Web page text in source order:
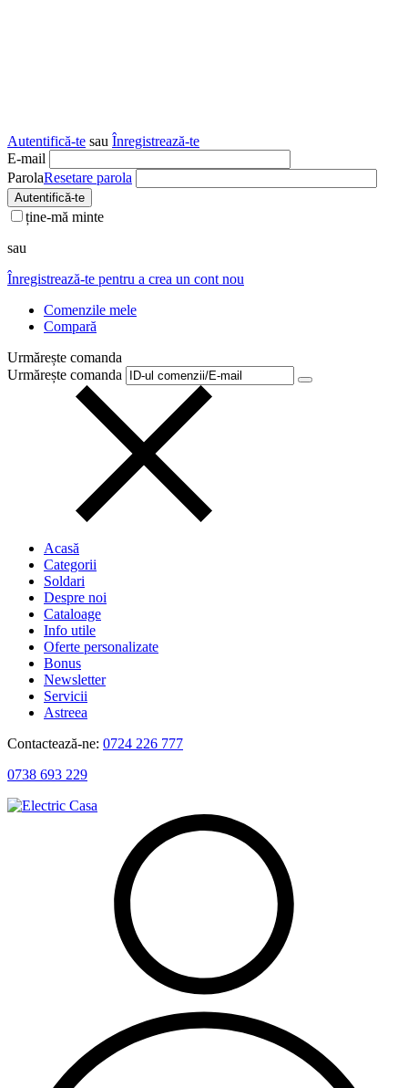
Autentifică-te sau Înregistrează-te
E-mail
ParolaResetare parola
Autentifică-te
ține-mă minte
sau
Înregistrează-te pentru a crea un cont nou
Comenzile mele
Compară
Urmărește comanda
Urmărește comanda
Acasă
Categorii
Soldari
Despre noi
Cataloage
Info utile
Oferte personalizate
Bonus
Newsletter
Servicii
Astreea
Contactează-ne: 0724 226 777
0738 693 229